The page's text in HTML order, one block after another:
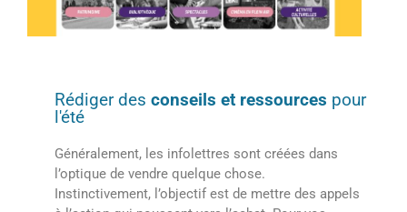
Rédiger des conseils et ressources pour
l'été
Généralement, les infolettres sont créées dans
l’optique de vendre quelque chose.
Instinctivement, l’objectif est de mettre des appels